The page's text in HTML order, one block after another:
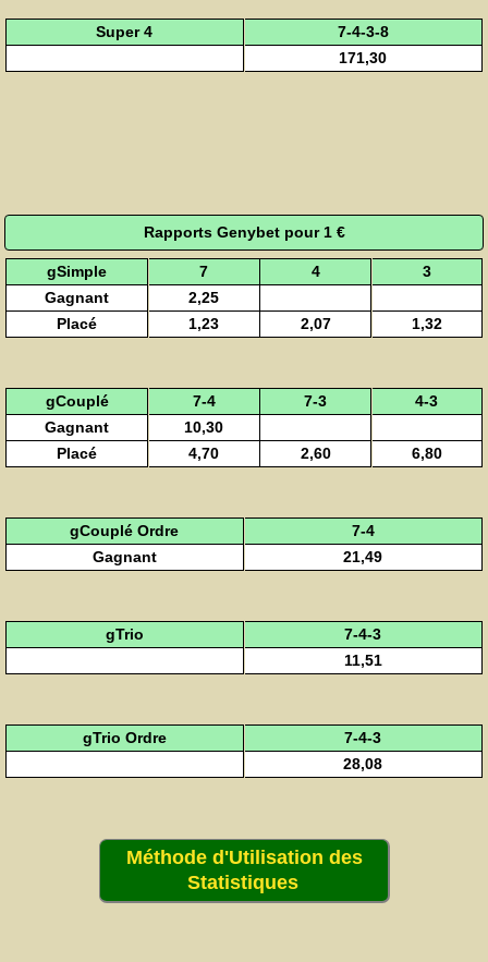
Super 4
7-4-3-8
171,30
Rapports Genybet pour 1 €
gSimple 7 4
3
Gagnant
2,25
Placé
1,23 2,07 1,32
gCouplé 7-4 7-3
4-3
Gagnant
10,30
Placé
4,70 2,60 6,80
gCouplé Ordre
7-4
Gagnant
21,49
gTrio
7-4-3
11,51
gTrio Ordre
7-4-3
28,08
Méthode d'Utilisation des
Statistiques